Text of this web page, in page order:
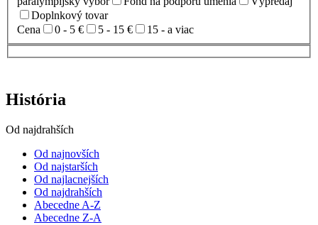
Doplnkový tovar
Cena
0 - 5 € 5 - 15 € 15 - a viac
História
Od najdrahších
Od najnovších
Od najstarších
Od najlacnejších
Od najdrahších
Abecedne A-Z
Abecedne Z-A